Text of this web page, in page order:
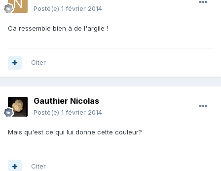
Posté(e) 1 février 2014
Ca ressemble bien à de l'argile !
Citer
Gauthier Nicolas
Posté(e) 1 février 2014
Mais qu'est ce qui lui donne cette couleur?
Citer